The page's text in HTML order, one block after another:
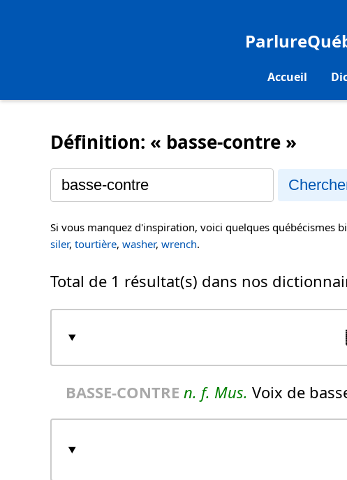
Accueil
Définition: « basse-contre »
Si vous manquez d'inspiration, voici quelques québécismes
siler, tourtière, washer, wrench.
Total de 1 résultat(s) dans nos
BASSE-CONTRE n. f. Mus. Voix de